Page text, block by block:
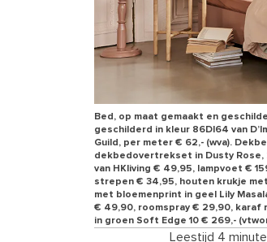
Bed, op maat gemaakt en
geschilderd in kleur 86DI64 van
Guild, per meter € 62,- (wva).
dekbedovertrekset in Dusty Rose,
van HKliving € 49,95, lampvoet €
strepen € 34,95, houten krukje
met bloemenprint in geel Lily
€ 49,90, roomspray € 29,90, karaf
in groen Soft Edge 10 € 269,-
Leestijd 4